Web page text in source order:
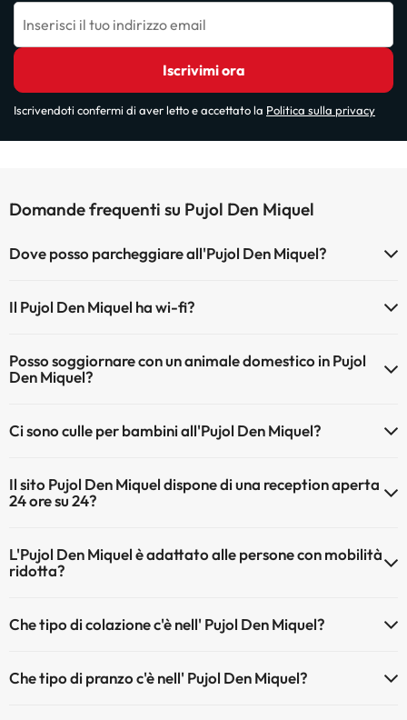
Inserisci il tuo indirizzo email
Iscrivimi ora
Iscrivendoti confermi di aver letto e accettato la Politica sulla privacy
Domande frequenti su Pujol Den Miquel
Dove posso parcheggiare all'Pujol Den Miquel?
(sogetto a disponibilità)
Parcheggio esterno a pagamento
Il Pujol Den Miquel ha wi-fi?
Il Pujol Den Miquel wi-fi.
Posso soggiornare con un animale domestico in Pujol
Den Miquel?
pagamento diretto in hotel). Verifica le condizioni.
Ci sono culle per bambini all'Pujol Den Miquel?
hotel (richiedere prima di iniziare il viaggio).
Il sito Pujol Den Miquel dispone di una reception aperta
24 ore su 24?
L'Pujol Den Miquel è adattato alle persone con mobilità
ridotta?
Che tipo di colazione c'è nell' Pujol Den Miquel?
buffet.
Che tipo di pranzo c'è nell' Pujol Den Miquel?